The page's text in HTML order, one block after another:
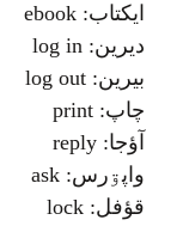
ايکتاب: ebook
ديرين: log in
بيرين: log out
چاپ: print
آؤجا: reply
واپۊرس: ask
قؤفل: lock